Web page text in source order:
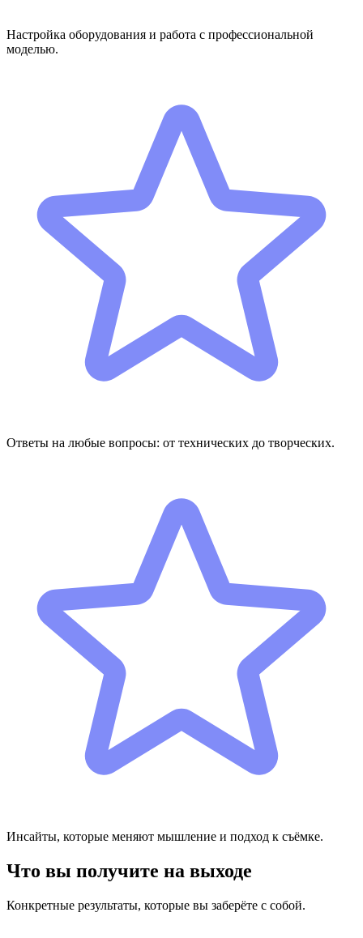
Настройка оборудования и работа с профессиональной
моделью.
Ответы на любые вопросы: от технических до творческих.
Инсайты, которые меняют мышление и подход к съёмке.
Что вы получите на выходе
Конкретные результаты, которые вы заберёте с собой.